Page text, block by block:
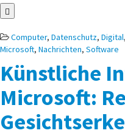
Posted
in
Computer, Datenschutz, Digital,
Microsoft, Nachrichten, Software
Künstliche
Microsoft: